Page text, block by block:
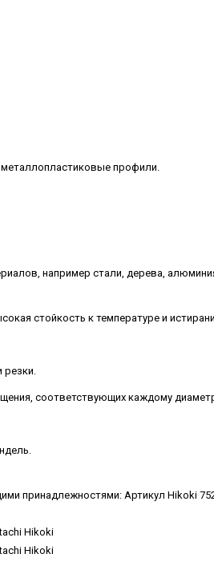
металлопластиковые профили.
например стали, дерева,
стойкость к температуре и
резки.
соответствующих каждому
принадлежностями: Артикул Hikoki
Hikoki
Hikoki